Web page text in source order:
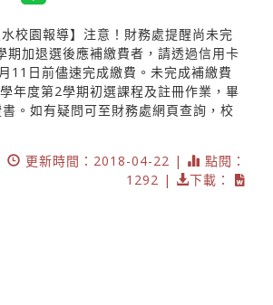
水校園報導】注意！財務處提醒尚未完
期加退選後應補繳費者，請透過信用卡
11日前儘速完成繳費。未完成補繳費
年度第2學期初選課程及註冊作業，畢
。如有疑問可至財務處網頁查詢，校
更新時間：2018-04-22 |
點閱：
1292 |
下載：